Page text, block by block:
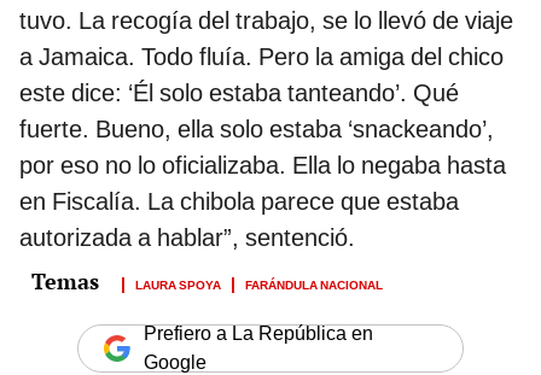
tuvo. La recogía del trabajo, se lo llevó de viaje
a Jamaica. Todo fluía. Pero la amiga del chico
este dice: ‘Él solo estaba tanteando’. Qué
fuerte. Bueno, ella solo estaba ‘snackeando’,
por eso no lo oficializaba. Ella lo negaba hasta
en Fiscalía. La chibola parece que estaba
autorizada a hablar”, sentenció.
LAURA SPOYA FARÁNDULA NACIONAL
Prefiero a La República en
Google